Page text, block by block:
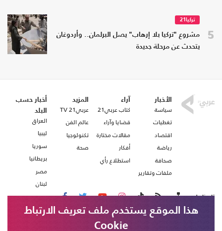
5
تركيا21
مشروع "تركيا بلا إرهاب" يصل البرلمان.. وأردوغان
يتحدث عن مرحلة جديدة
الأخبار
سياسة
تغطيات
اقتصاد
رياضة
صحافة
ملفات وتقارير
آراء
كتاب عربي21
قضايا وآراء
مقالات مختارة
أفكار
استطلاع رأي
المزيد
عربي21 TV
عالم الفن
تكنولوجيا
صحة
أخبار حسب
البلد
العراق
ليبيا
سوريا
بريطانيا
مصر
لبنان
تابعنا على
هذا الموقع يستخدم ملف تعريف الارتباط
Cookie